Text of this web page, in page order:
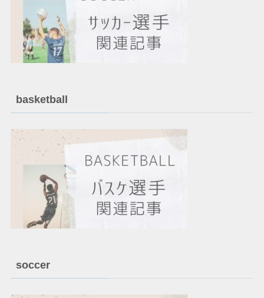
basketball
soccer